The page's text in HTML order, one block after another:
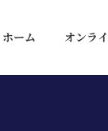
ホーム オンラ